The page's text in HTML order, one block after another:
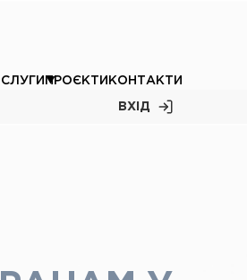
ВХІД
ПРОЄКТИ КОНТАКТИ